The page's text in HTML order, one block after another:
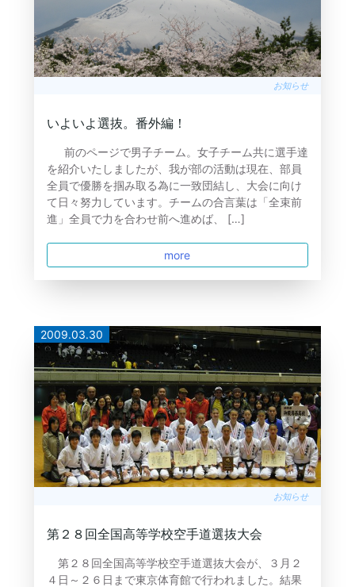
お知らせ
いよいよ選抜。番外編！
前のページで男子チーム。女子チーム共に選手達
を紹介いたしましたが、我が部の活動は現在、部員
全員で優勝を掴み取る為に一致団結し、大会に向け
て日々努力しています。チームの合言葉は「全束前
進」全員で力を合わせ前へ進めば、 […]
more
2009.03.30
お知らせ
第２８回全国高等学校空手道選抜大会
第２８回全国高等学校空手道選抜大会が、３月２
４日～２６日まで東京体育館で行われました。結果